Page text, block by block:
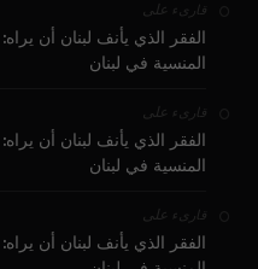
قارىء على
الفقر الذي يأنف لبنان أن
المنسية في لبنان
قارىء على
الفقر الذي يأنف لبنان أن
المنسية في لبنان
قارىء على
الفقر الذي يأنف لبنان أن